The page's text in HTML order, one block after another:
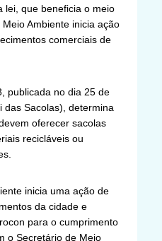
lei, que beneficia o meio
Ambiente inicia ação
comerciais de
publicada no dia 25 de
das Sacolas), determina
oferecer sacolas
recicláveis ou
inicia uma ação de
da cidade e
para o cumprimento
o Secretário de Meio